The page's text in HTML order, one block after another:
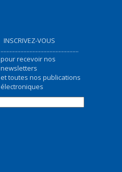
INSCRIVEZ-VOUS
...................................................
pour recevoir nos
newsletters
et toutes nos publications
électroniques